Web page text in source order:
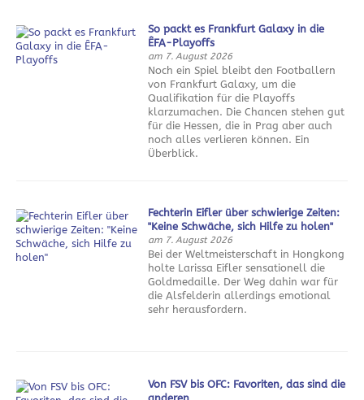
So packt es Frankfurt Galaxy in die
ÊFA-Playoffs
am 7. August 2026
Noch ein Spiel bleibt den Footballern
von Frankfurt Galaxy, um die
Qualifikation für die Playoffs
klarzumachen. Die Chancen stehen gut
für die Hessen, die in Prag aber auch
noch alles verlieren können. Ein
Überblick.
Fechterin Eifler über schwierige Zeiten:
"Keine Schwäche, sich Hilfe zu holen"
am 7. August 2026
Bei der Weltmeisterschaft in Hongkong
holte Larissa Eifler sensationell die
Goldmedaille. Der Weg dahin war für
die Alsfelderin allerdings emotional
sehr herausfordern.
Von FSV bis OFC: Favoriten, das sind die